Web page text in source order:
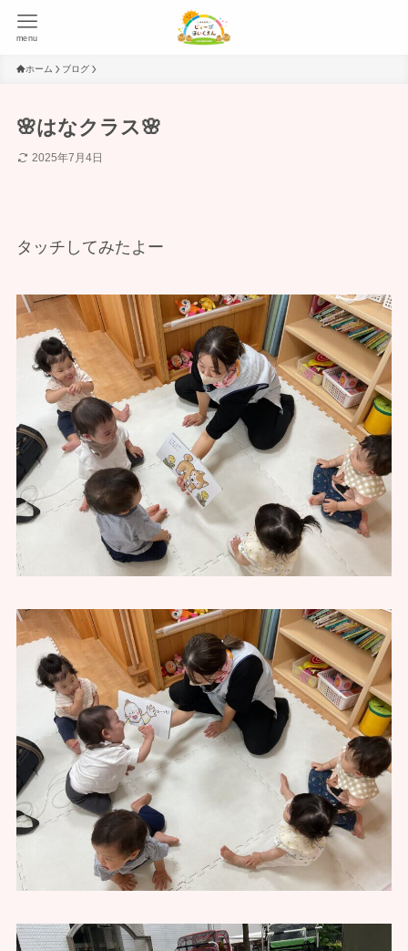
menu
ホーム ブログ
🌸はなクラス🌸
2025年7月4日
タッチしてみたよー